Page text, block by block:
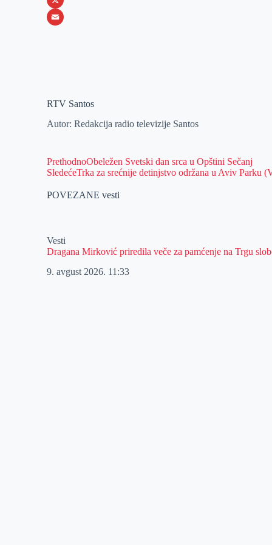
o
e
k
b
h
p
p
X
lRTV Santos
Autor: Redakcija radio televizije Santos
PrethodnoObeležen Svetski dan srca u Opštini Sečanj
SledećeTrka za srećnije detinjstvo održana u Aviv Parku
POVEZANE vesti
Vesti
Dragana Mirković priredila veče za pamćenje na Trgu
9. avgust 2026. 11:33